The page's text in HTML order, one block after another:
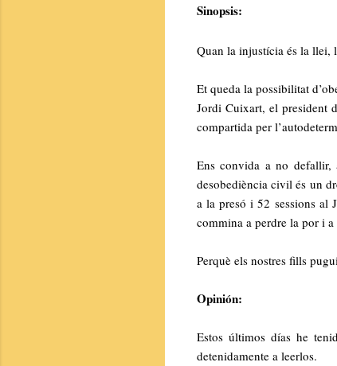
Sinopsis:
Quan la injustícia és la llei,
Et queda la possibilitat
Jordi Cuixart, el president
compartida per
Ens convida a no defallir,
desobediència civil és un
a la presó i 52 sessions al
commina a perdre la por i a
Perquè els nostres fills
Opinión:
Estos últimos días he
detenidamente a leerlos.